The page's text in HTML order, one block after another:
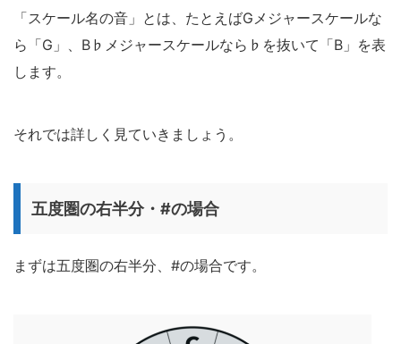
「スケール名の音」とは、たとえばGメジャースケールな
ら「G」、B♭メジャースケールなら♭を抜いて「B」を表
します。
それでは詳しく見ていきましょう。
五度圏の右半分・#の場合
まずは五度圏の右半分、#の場合です。